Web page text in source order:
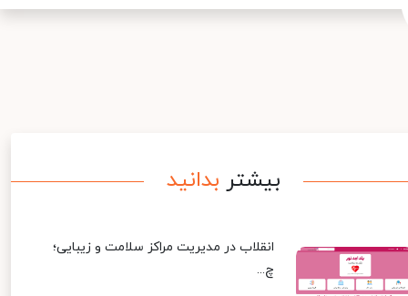
بیشتر بدانید
انقلاب در مدیریت مراکز سلامت و زیبایی؛
چ...